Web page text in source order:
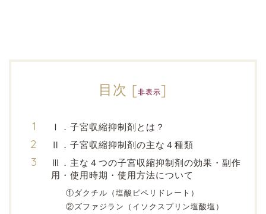
目次 [非表示]
Ⅰ．子宮収縮抑制剤とは？
Ⅱ．子宮収縮抑制剤の主な４種類
Ⅲ．主な４つの子宮収縮抑制剤の効果・副作
用・使用時期・使用方法について
①ダクチル（塩酸ピペリドレート）
②ズファジラン（イソクスプリン塩酸塩）